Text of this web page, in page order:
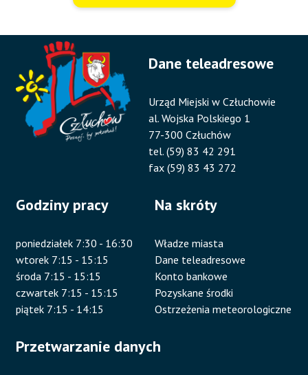
Dane teleadresowe
Urząd Miejski w Człuchowie
al. Wojska Polskiego 1
77-300 Człuchów
tel. (59) 83 42 291
fax (59) 83 43 272
Godziny pracy
poniedziałek 7:30 - 16:30
wtorek 7:15 - 15:15
środa 7:15 - 15:15
czwartek 7:15 - 15:15
piątek 7:15 - 14:15
Na skróty
Władze miasta
Dane teleadresowe
Konto bankowe
Pozyskane środki
Ostrzeżenia meteorologiczne
Przetwarzanie danych